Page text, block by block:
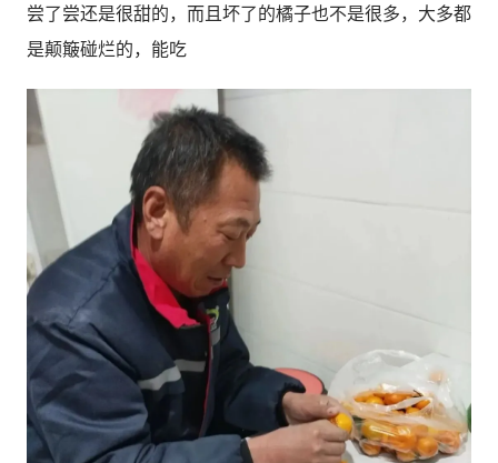
尝了尝还是很甜的，而且坏了的橘子也不是很多，大多都
是颠簸碰烂的，能吃